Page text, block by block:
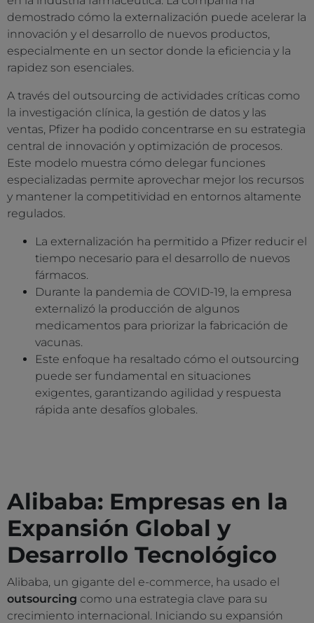
demostrado cómo la externalización puede acelerar la
innovación y el desarrollo de nuevos productos,
especialmente en un sector donde la eficiencia y la
rapidez son esenciales.
A través del outsourcing de actividades críticas como
la investigación clínica, la gestión de datos y las
ventas, Pfizer ha podido concentrarse en su estrategia
central de innovación y optimización de procesos.
Este modelo muestra cómo delegar funciones
especializadas permite aprovechar mejor los recursos
y mantener la competitividad en entornos altamente
regulados.
La externalización ha permitido a Pfizer reducir el
tiempo necesario para el desarrollo de nuevos
fármacos.
Durante la pandemia de COVID-19, la empresa
externalizó la producción de algunos
medicamentos para priorizar la fabricación de
vacunas.
Este enfoque ha resaltado cómo el outsourcing
puede ser fundamental en situaciones
exigentes, garantizando agilidad y respuesta
rápida ante desafíos globales.
Alibaba: Empresas en la
Expansión Global y
Desarrollo Tecnológico
Alibaba, un gigante del e-commerce, ha usado el
outsourcing como una estrategia clave para su
crecimiento internacional. Iniciando su expansión